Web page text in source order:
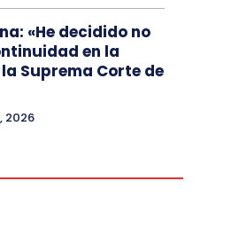
«He decidido no
en la
Suprema Corte de
2026